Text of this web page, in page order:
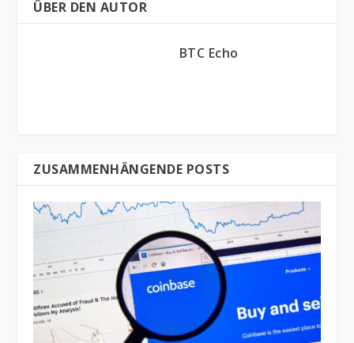
ÜBER DEN AUTOR
BTC Echo
ZUSAMMENHÄNGENDE POSTS